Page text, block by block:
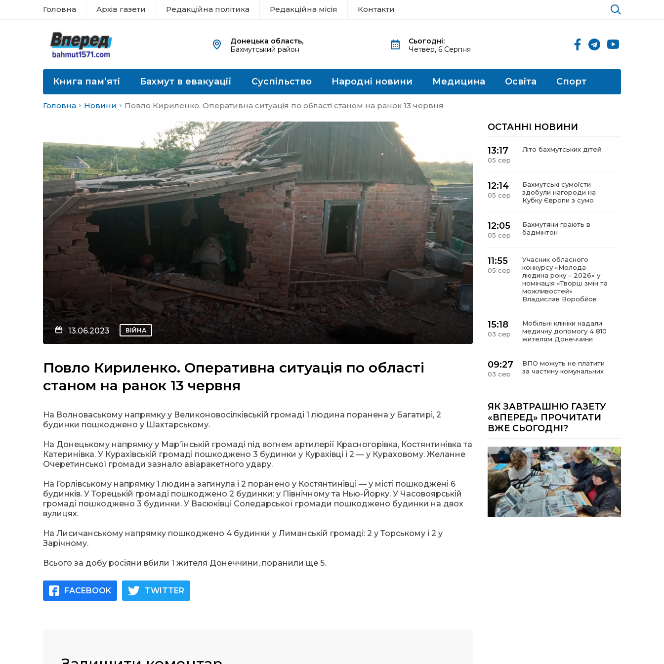
Головна Архів газети Редакційна політика Редакційна місія Контакти
Донецька область,
Бахмутський район
Сьогодні:
Четвер, 6 Серпня
Книга пам’яті Бахмут в евакуації Суспільство Народні новини Медицина Освіта Спорт
Головна Новини Повло Кириленко. Оперативна ситуація по області станом на ранок 13 червня
13.06.2023 ВІЙНА
Повло Кириленко. Оперативна ситуація по області
станом на ранок 13 червня
На Волноваському напрямку у Великоновосілківській громаді 1 людина поранена у Багатирі, 2
будинки пошкоджено у Шахтарському.
На Донецькому напрямку у Мар’їнській громаді під вогнем артилерії Красногорівка, Костянтинівка та
Катеринівка. У Курахівській громаді пошкоджено 3 будинки у Курахівці і 2 — у Кураховому. Желанне
Очеретинської громади зазнало авіаракетного удару.
На Горлівському напрямку 1 людина загинула і 2 поранено у Костянтинівці — у місті пошкоджені 6
будинків. У Торецькій громаді пошкоджено 2 будинки: у Північному та Нью-Йорку. У Часовоярській
громаді пошкоджено 3 будинки. У Васюківці Соледарської громади пошкоджено будинки на двох
вулицях.
На Лисичанському напрямку пошкоджено 4 будинки у Лиманській громаді: 2 у Торському і 2 у
Зарічному.
Всього за добу росіяни вбили 1 жителя Донеччини, поранили ще 5.
FACEBOOK TWITTER
ОСТАННІ НОВИНИ
13:17
05 сер
Літо бахмутських дітей
12:14
05 сер
Бахмутські сумоїсти
здобули нагороди на
Кубку Європи з сумо
12:05
05 сер
Бахмутяни грають в
бадмінтон
11:55
05 сер
Учасник обласного
конкурсу «Молода
людина року – 2026» у
номінація «Творці змін та
можливостей»
Владислав Воробйов
15:18
03 сер
Мобільні клініки надали
медичну допомогу 4 810
жителям Донеччини
09:27
03 сер
ВПО можуть не платити
за частину комунальних
14:12
01 сер
Досі ВПО? Юристка
розповіла, коли
переселенці втрачають
виплати та статус
внутрішньо переміщеної
14:04
01 сер
Учасниця обласного
конкурсу «Молода
людина року – 2026» у
номінації «Пульс життя»
Аліна Кулик
ЯК ЗАВТРАШНЮ ГАЗЕТУ
«ВПЕРЕД» ПРОЧИТАТИ
ВЖЕ СЬОГОДНІ?